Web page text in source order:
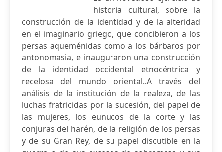
historia cultural, sobre la
construcción de la identidad y de la alteridad
en el imaginario griego, que concibieron a los
persas aqueménidas como a los bárbaros por
antonomasia, e inauguraron una construcción
de la identidad occidental etnocéntrica y
recelosa del mundo oriental..A través del
análisis de la institución de la realeza, de las
luchas fratricidas por la sucesión, del papel de
las mujeres, los eunucos de la corte y las
conjuras del harén, de la religión de los persas
y de su Gran Rey, de su papel discutible en la